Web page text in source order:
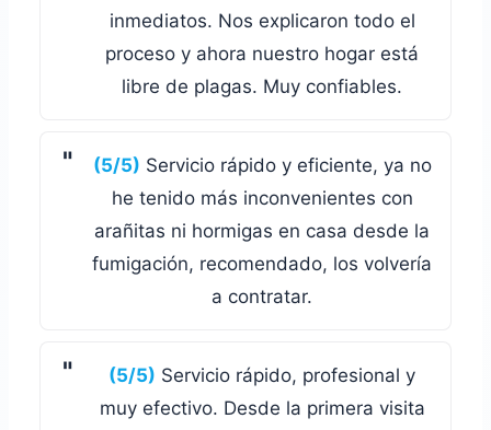
inmediatos. Nos explicaron todo el
proceso y ahora nuestro hogar está
libre de plagas. Muy confiables.
(5/5) Servicio rápido y eficiente, ya no
he tenido más inconvenientes con
arañitas ni hormigas en casa desde la
fumigación, recomendado, los volvería
a contratar.
(5/5) Servicio rápido, profesional y
muy efectivo. Desde la primera visita